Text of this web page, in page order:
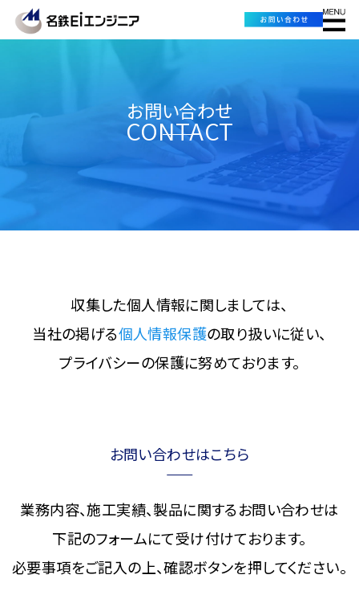
お問い合わせ
CONTACT
収集した個人情報に関しましては、
当社の掲げる個人情報保護の取り扱いに従い、
プライバシーの保護に努めております。
お問い合わせはこちら
業務内容、施工実績、製品に関するお問い合わせは
下記のフォームにて受け付けております。
必要事項をご記入の上、確認ボタンを押してください。